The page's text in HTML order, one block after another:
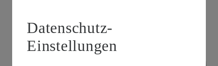
Datenschutz-
Einstellungen